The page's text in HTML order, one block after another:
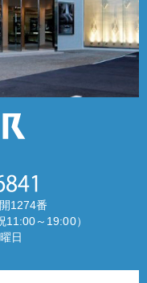
1274番
～19:00）
日